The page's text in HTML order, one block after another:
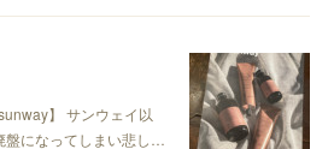
】 サンウェイ以
盤になってしまい悲し…